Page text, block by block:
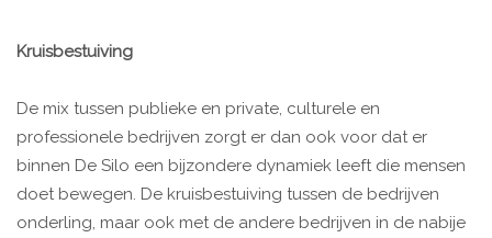
Kruisbestuiving
De mix tussen publieke en private, culturele en
professionele bedrijven zorgt er dan ook voor dat er
binnen De Silo een bijzondere dynamiek leeft die mensen
doet bewegen. De kruisbestuiving tussen de bedrijven
onderling, maar ook met de andere bedrijven in de nabije